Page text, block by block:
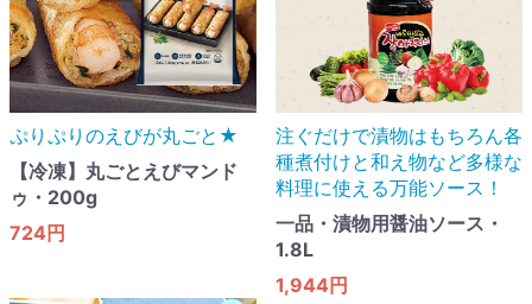
ぷりぷりのえびが丸ごと★
【冷凍】丸ごとえびマンド
ゥ・200g
724円
注ぐだけで漬物はもちろん各
種煮付けと和え物など多様な
料理に使える万能ソース！
一品・漬物用醤油ソース・
1.8L
1,944円